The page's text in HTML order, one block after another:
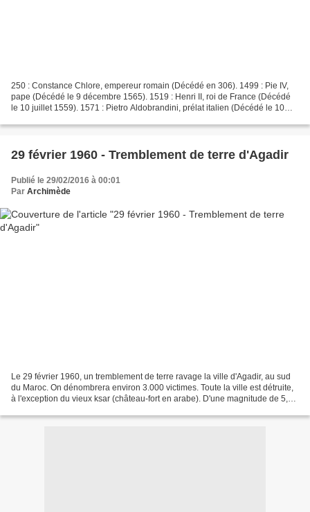
250 : Constance Chlore, empereur romain (Décédé en 306). 1499 : Pie IV,
pape (Décédé le 9 décembre 1565). 1519 : Henri II, roi de France (Décédé
le 10 juillet 1559). 1571 : Pietro Aldobrandini, prélat italien (Décédé le 10
29 février 1960 - Tremblement de terre d'Agadir
Publié le 29/02/2016 à 00:01
Par Archimède
Le 29 février 1960, un tremblement de terre ravage la ville d'Agadir, au sud
du Maroc. On dénombrera environ 3.000 victimes. Toute la ville est détruite,
à l'exception du vieux ksar (château-fort en arabe). D'une magnitude de 5,7